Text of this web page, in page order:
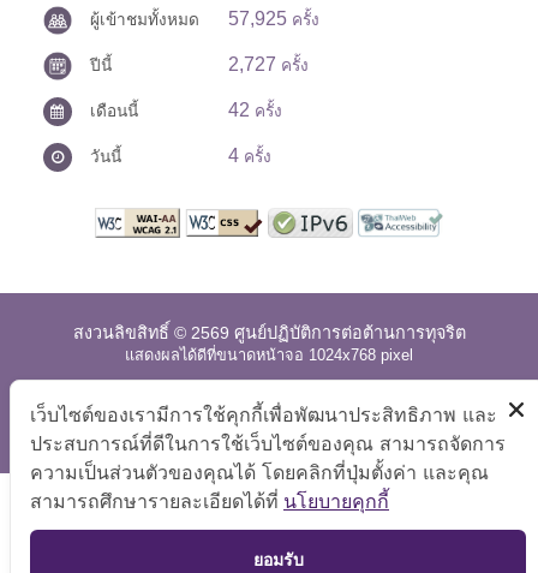
ผู้เข้าชมทั้งหมด 57,925 ครั้ง
ปีนี้ 2,727 ครั้ง
เดือนนี้ 42 ครั้ง
วันนี้ 4 ครั้ง
สงวนลิขสิทธิ์ © 2569 ศูนย์ปฏิบัติการต่อต้านการทุจริต
แสดงผลได้ดีที่ขนาดหน้าจอ 1024x768 pixel
แผนผังเว็บไซต์ คำถามที่พบบ่อย นโยบายเว็บไซต์
|
การปฏิเสธความรับผิด
TOP
เว็บไซต์ของเรามีการใช้คุกกี้เพื่อพัฒนาประสิทธิภาพ และ
ประสบการณ์ที่ดีในการใช้เว็บไซต์ของคุณ สามารถจัดการ
ความเป็นส่วนตัวของคุณได้ โดยคลิกที่ปุ่มตั้งค่า และคุณ
สามารถศึกษารายละเอียดได้ที่ นโยบายคุกกี้
ยอมรับ